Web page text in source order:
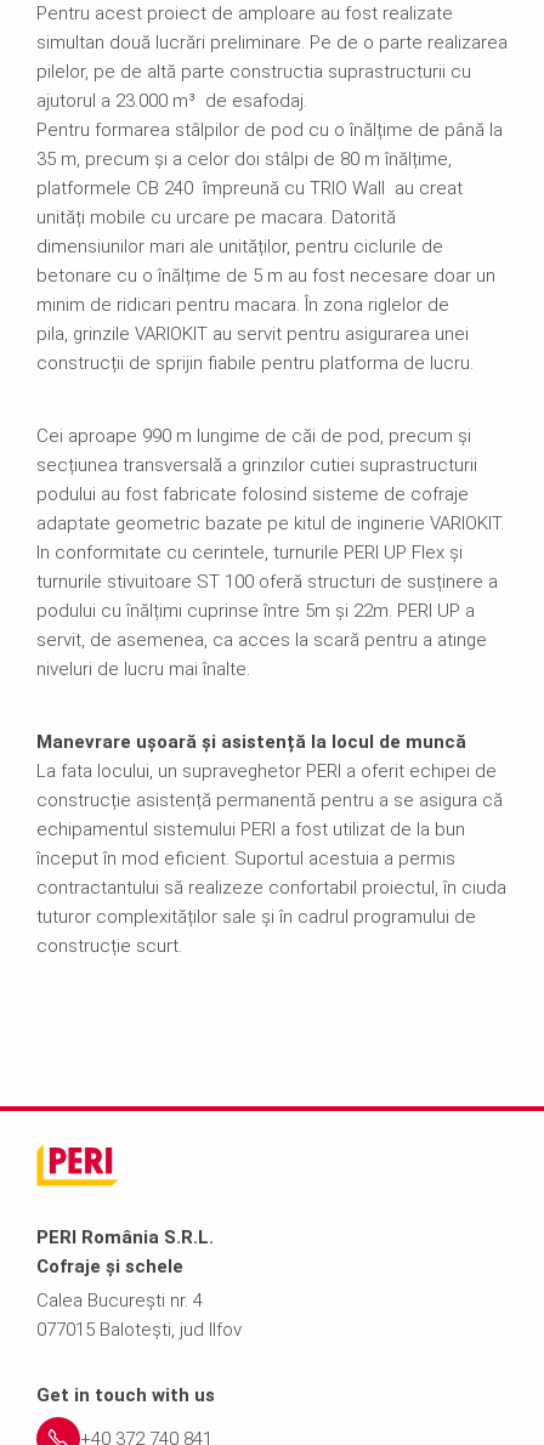
Pentru acest proiect de amploare au fost realizate
simultan două lucrări preliminare. Pe de o parte realizarea
pilelor, pe de altă parte constructia suprastructurii cu
ajutorul a 23.000 m³ de esafodaj.
Pentru formarea stâlpilor de pod cu o înălțime de până la
35 m, precum și a celor doi stâlpi de 80 m înălțime,
platformele CB 240 împreună cu TRIO Wall au creat
unități mobile cu urcare pe macara. Datorită
dimensiunilor mari ale unităților, pentru ciclurile de
betonare cu o înălțime de 5 m au fost necesare doar un
minim de ridicari pentru macara. În zona riglelor de
pila, grinzile VARIOKIT au servit pentru asigurarea unei
construcții de sprijin fiabile pentru platforma de lucru.
Cei aproape 990 m lungime de căi de pod, precum și
secțiunea transversală a grinzilor cutiei suprastructurii
podului au fost fabricate folosind sisteme de cofraje
adaptate geometric bazate pe kitul de inginerie VARIOKIT.
In conformitate cu cerintele, turnurile PERI UP Flex și
turnurile stivuitoare ST 100 oferă structuri de susținere a
podului cu înălțimi cuprinse între 5m și 22m. PERI UP a
servit, de asemenea, ca acces la scară pentru a atinge
niveluri de lucru mai înalte.
Manevrare ușoară și asistență la locul de muncă
La fata locului, un supraveghetor PERI a oferit echipei de
construcție asistență permanentă pentru a se asigura că
echipamentul sistemului PERI a fost utilizat de la bun
început în mod eficient. Suportul acestuia a permis
contractantului să realizeze confortabil proiectul, în ciuda
tuturor complexităților sale și în cadrul programului de
construcție scurt.
PERI România S.R.L.
Cofraje și schele
Calea București nr. 4
077015 Balotești, jud Ilfov
Get in touch with us
+40 372 740 841